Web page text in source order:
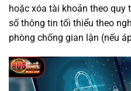
hoặc xóa tài khoản theo
số thông tin tối thiểu theo
phòng chống gian lận (nếu